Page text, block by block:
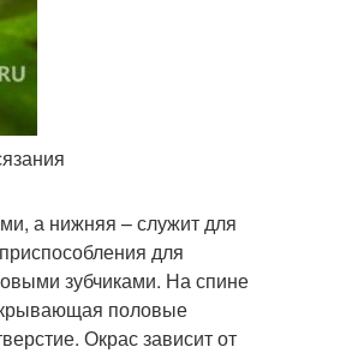
а нижняя – служит для
для
зубчиками. На спине
половые
Окрас зависит от